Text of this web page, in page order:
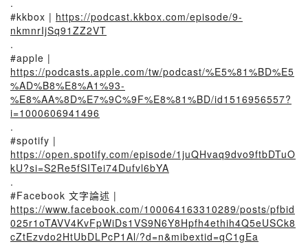
.
#kkbox | https://podcast.kkbox.com/episode/9-
nkmnrIjSq91ZZ2VT
.
#apple |
https://podcasts.apple.com/tw/podcast/%E5%81%BD%E5
%AD%B8%E8%A1%93-
%E8%AA%8D%E7%9C%9F%E8%81%BD/id1516956557?
i=1000606941496
.
#spotify |
https://open.spotify.com/episode/1juQHvaq9dvo9ftbDTuO
kU?si=S2Re5fSITei74Dufvl6bYA
.
#Facebook 文字論述 |
https://www.facebook.com/100064163310289/posts/pfbid
025r1oTAVV4KvFpWiDs1VS9N6Y8Hpfh4ethih4Q5eUSCk8
cZtEzvdo2HtUbDLPcP1Al/?d=n&mibextid=qC1gEa